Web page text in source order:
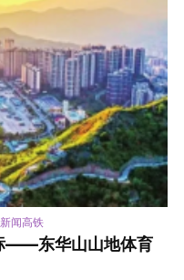
新闻高铁
——东华山山地体育